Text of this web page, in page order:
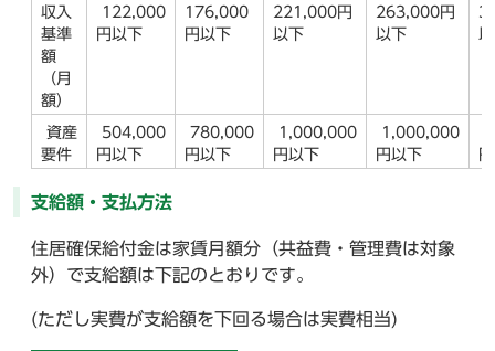
収入
基準
額
（月
額）
122,000
円以下
176,000
円以下
221,000円
以下
263,000円
以下
資産
要件
504,000
円以下
780,000
円以下
1,000,000
円以下
1,000,000
円以下
支給額・支払方法
住居確保給付金は家賃月額分（共益費・管理費は対象
外）で支給額は下記のとおりです。
(ただし実費が支給額を下回る場合は実費相当)